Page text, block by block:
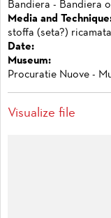
Bandiera - Bandiera
Media and
stoffa (seta?) ricamata
Date:
Museum:
Procuratie Nuove -
Visualize file